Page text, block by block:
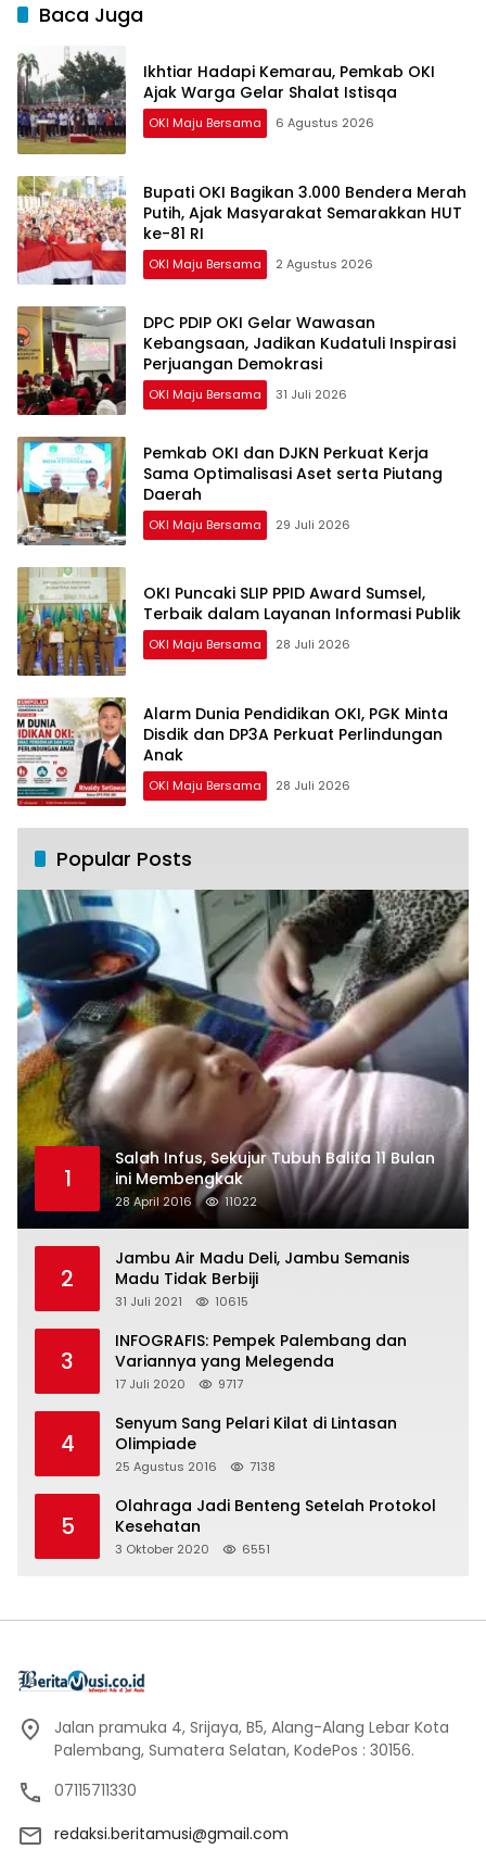
Baca Juga
Ikhtiar Hadapi Kemarau, Pemkab OKI
Ajak Warga Gelar Shalat Istisqa
OKI Maju Bersama 6 Agustus 2026
Bupati OKI Bagikan 3.000 Bendera Merah
Putih, Ajak Masyarakat Semarakkan HUT
ke-81 RI
OKI Maju Bersama 2 Agustus 2026
DPC PDIP OKI Gelar Wawasan
Kebangsaan, Jadikan Kudatuli Inspirasi
Perjuangan Demokrasi
OKI Maju Bersama 31 Juli 2026
Pemkab OKI dan DJKN Perkuat Kerja
Sama Optimalisasi Aset serta Piutang
Daerah
OKI Maju Bersama 29 Juli 2026
OKI Puncaki SLIP PPID Award Sumsel,
Terbaik dalam Layanan Informasi Publik
OKI Maju Bersama 28 Juli 2026
Alarm Dunia Pendidikan OKI, PGK Minta
Disdik dan DP3A Perkuat Perlindungan
Anak
OKI Maju Bersama 28 Juli 2026
Popular Posts
1
Salah Infus, Sekujur Tubuh Balita 11 Bulan
ini Membengkak
28 April 2016 11022
2
Jambu Air Madu Deli, Jambu Semanis
Madu Tidak Berbiji
31 Juli 2021 10615
3
INFOGRAFIS: Pempek Palembang dan
Variannya yang Melegenda
17 Juli 2020 9717
4
Senyum Sang Pelari Kilat di Lintasan
Olimpiade
25 Agustus 2016 7138
5
Olahraga Jadi Benteng Setelah Protokol
Kesehatan
3 Oktober 2020 6551
Jalan pramuka 4, Srijaya, B5, Alang-Alang Lebar Kota
Palembang, Sumatera Selatan, KodePos : 30156.
07115711330
redaksi.beritamusi@gmail.com